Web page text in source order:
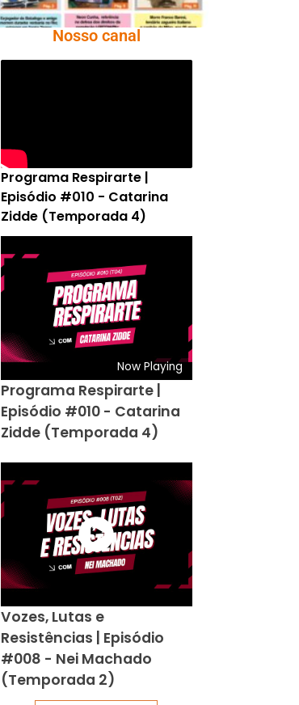
Nosso canal
Programa Respirarte |
Episódio #010 - Catarina
Zidde (Temporada 4)
Now Playing
Programa Respirarte |
Episódio #010 - Catarina
Zidde (Temporada 4)
Vozes, Lutas e
Resistências | Episódio
#008 - Nei Machado
(Temporada 2)